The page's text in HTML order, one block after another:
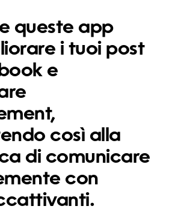
queste app
i tuoi post
e
così alla
di comunicare
con